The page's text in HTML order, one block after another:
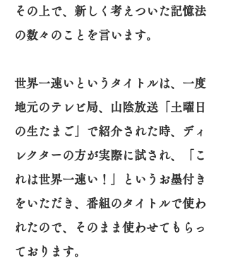
その上で、新しく考えついた記憶法
の数々のことを言います。
世界一速いというタイトルは、一度
地元のテレビ局、山陰放送「土曜日
の生たまご」で紹介された時、ディ
レクターの方が実際に試され、「こ
れは世界一速い！」というお墨付き
をいただき、番組のタイトルで使わ
れたので、そのまま使わせてもらっ
ております。